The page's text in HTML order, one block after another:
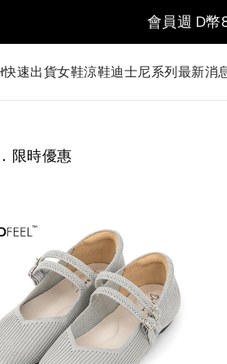
會員週 D幣
速出貨女鞋涼鞋迪士尼系列最新消
限時優惠